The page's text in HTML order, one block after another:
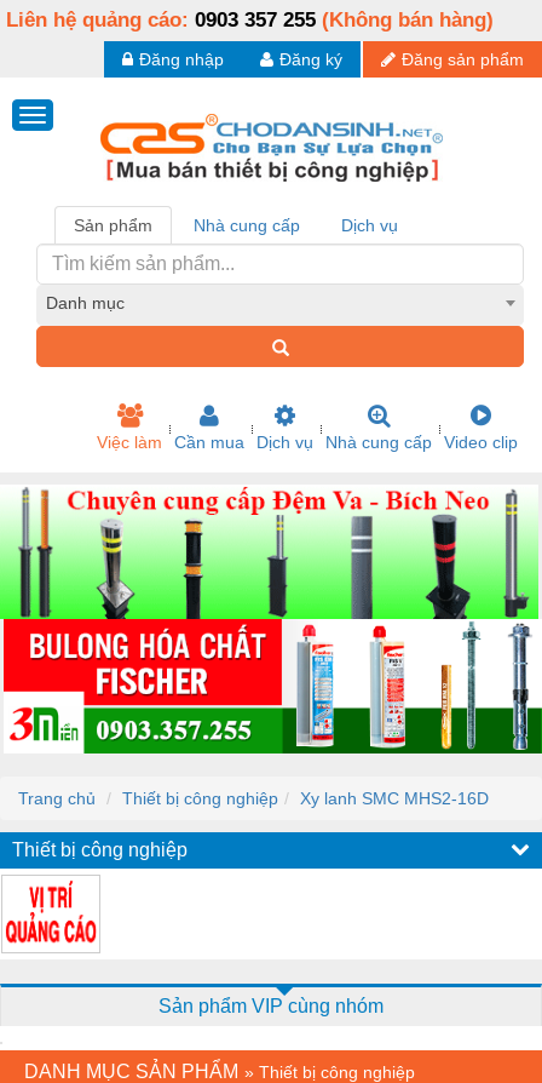
Liên hệ quảng cáo: 0903 357 255 (Không bán hàng)
Đăng sản phẩm
Đăng ký
Đăng nhập
Sản phẩm Nhà cung cấp Dịch vụ
Danh mục
Việc làm Cần mua Dịch vụ Nhà cung cấp Video clip
Trang chủ Thiết bị công nghiệp Xy lanh SMC MHS2-16D
Thiết bị công nghiệp
Sản phẩm VIP cùng nhóm
DANH MỤC SẢN PHẨM » Thiết bị công nghiệp